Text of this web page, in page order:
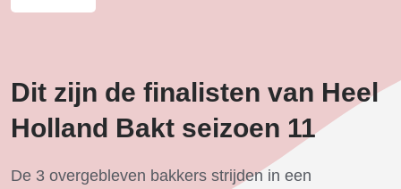
Dit zijn de finalisten van Heel
Holland Bakt seizoen 11
De 3 overgebleven bakkers strijden in een